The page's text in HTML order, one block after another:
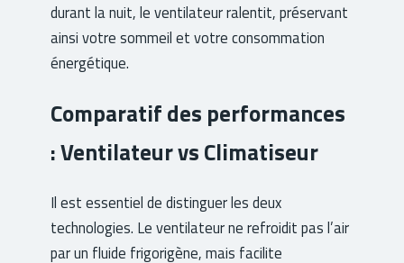
durant la nuit, le ventilateur ralentit, préservant
ainsi votre sommeil et votre consommation
énergétique.
Comparatif des performances
: Ventilateur vs Climatiseur
Il est essentiel de distinguer les deux
technologies. Le ventilateur ne refroidit pas l’air
par un fluide frigorigène, mais facilite